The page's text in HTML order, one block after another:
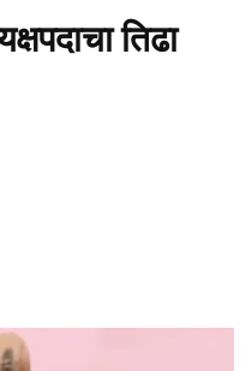
तिढा